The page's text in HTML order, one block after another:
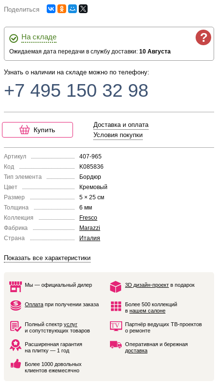
Поделиться
?
На складе
Ожидаемая дата передачи в службу доставки: 10 Августа
Узнать о наличии на складе можно по телефону:
+7 495 150 32 98
Купить
Доставка и оплата
Условия покупки
Артикул
407-965
Код
K085836
Тип элемента
Бордюр
Цвет
Кремовый
Размер
5 × 25 см
Толщина
6 мм
Коллекция
Fresco
Фабрика
Marazzi
Страна
Италия
Показать все характеристики
Мы — официальный дилер 3D дизайн-проект в подарок
Оплата при получении заказа
Более 500 коллекций
в нашем салоне
Полный спектр услуг
и сопутствующих товаров
Партнёр ведущих ТВ-проектов
о ремонте
Расширенная гарантия
на плитку — 1 год
Оперативная и бережная
доставка
Более 1000 довольных
клиентов ежемесячно